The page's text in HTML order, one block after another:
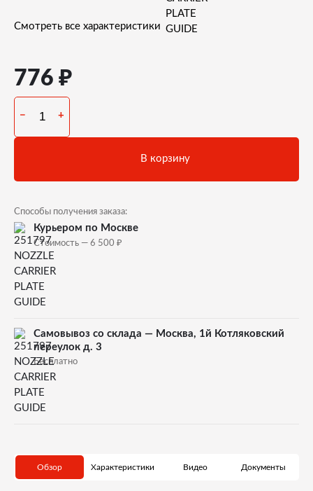
Смотреть все характеристики
776 ₽
− +
В корзину
Способы получения заказа:
Курьером по Москве
Стоимость — 6 500 ₽
Самовывоз со склада — Москва, 1й Котляковский
переулок д. 3
Бесплатно
Обзор Характеристики Видео Документы